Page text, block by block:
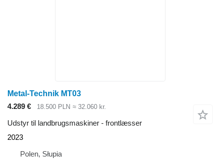
Metal-Technik MT03
4.289 €
18.500 PLN ≈ 32.060 kr.
Udstyr til landbrugsmaskiner - frontlæsser
2023
Polen, Słupia